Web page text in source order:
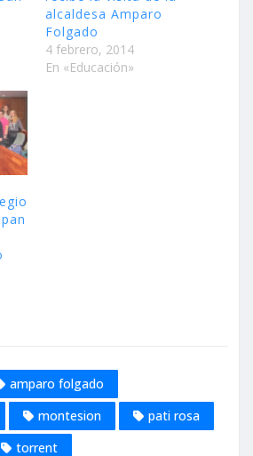
alcaldesa Amparo
Folgado
4 febrero, 2014
En «Educación»
amparo folgado
montesion
pati rosa
torrent